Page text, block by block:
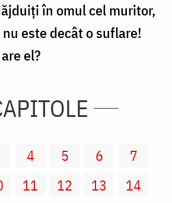
în omul cel muritor,
este decât o suflare!
el?
4 5 6
7
11 12 13
14